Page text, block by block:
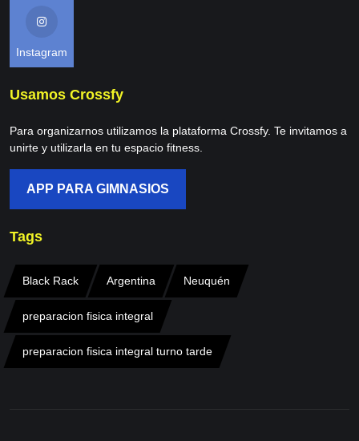
Instagram
Usamos Crossfy
Para organizarnos utilizamos la plataforma Crossfy. Te invitamos a
unirte y utilizarla en tu espacio fitness.
APP PARA GIMNASIOS
Tags
Black Rack Argentina Neuquén
preparacion fisica integral
preparacion fisica integral turno tarde